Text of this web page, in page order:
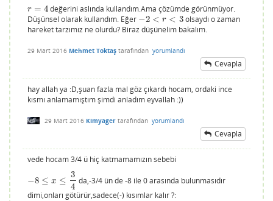
r = 4
r= 4
değerini aslında kullandım.Ama çözümde görünmüyor.
Düşünsel olarak kullandım. Eğer −2 < r < 3
−2< r<3
olsaydı o zaman
hareket tarzımız ne olurdu? Biraz düşünelim bakalım.
29 Mart 2016 Mehmet Toktaş tarafından yorumlandı
Cevapla
hay allah ya :D,şuan fazla mal göz çıkardı hocam, ordaki ince
kısmı anlamamıştım şimdi anladım eyvallah :))
29 Mart 2016 Kimyager tarafından yorumlandı
Cevapla
vede hocam 3/4 ü hiç katmamamızın sebebi
−8 ≤ x ≤
3
4
−8≤ x≤ 34
da,-3/4 ün de -8 ile 0 arasında bulunmasıdır
dimi,onları götürür,sadece(-) kısımlar kalır ?: